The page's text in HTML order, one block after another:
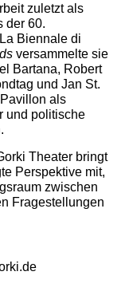
zuletzt als
der 60.
Biennale di
versammelte sie
Bartana, Robert
und Jan St.
als
und politische
Theater bringt
Perspektive mit,
zwischen
Fragestellungen